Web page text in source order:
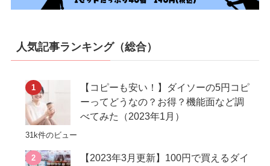
人気記事ランキング（総合）
【コピーも安い！】ダイソーの5円コピ
ーってどうなの？お得？機能面など調
べてみた（2023年1月）
31k件のビュー
【2023年3月更新】100円で買えるダイ